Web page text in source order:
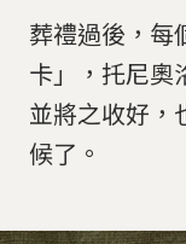
葬禮過後，每
卡」，托尼奧
並將之收好，
候了。